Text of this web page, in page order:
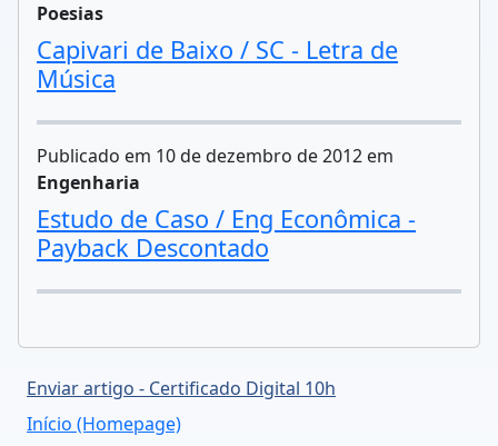
Poesias
Capivari de Baixo / SC - Letra de
Música
Publicado em 10 de dezembro de 2012 em
Engenharia
Estudo de Caso / Eng Econômica -
Payback Descontado
Enviar artigo - Certificado Digital 10h
Início (Homepage)